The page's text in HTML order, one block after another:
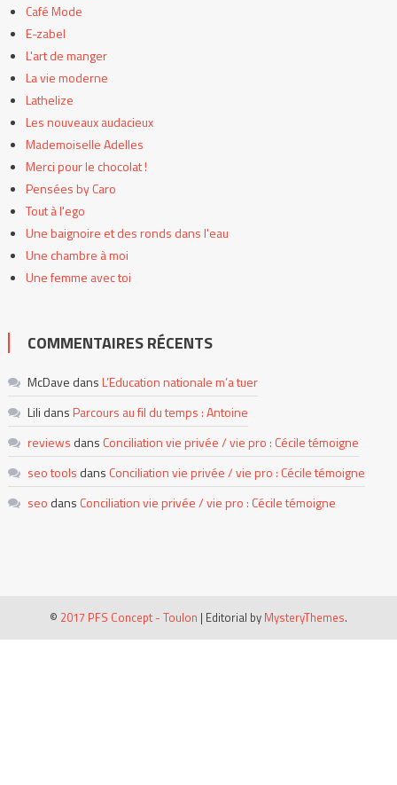
Café Mode
E-zabel
L'art de manger
La vie moderne
Lathelize
Les nouveaux audacieux
Mademoiselle Adelles
Merci pour le chocolat !
Pensées by Caro
Tout à l'ego
Une baignoire et des ronds dans l'eau
Une chambre à moi
Une femme avec toi
COMMENTAIRES RÉCENTS
McDave dansL’Education nationale m’a tuer
Lili dansParcours au fil du temps : Antoine
reviews dans Conciliation vie privée / vie pro : Cécile témoigne
seo tools dans Conciliation vie privée / vie pro : Cécile témoigne
seo dans Conciliation vie privée / vie pro : Cécile témoigne
© 2017 PFS Concept - Toulon | Editorial by MysteryThemes.